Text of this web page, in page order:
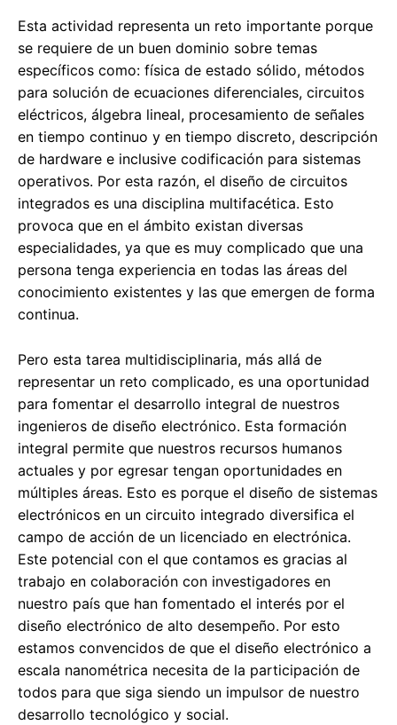
Esta actividad representa un reto importante porque
se requiere de un buen dominio sobre temas
específicos como: física de estado sólido, métodos
para solución de ecuaciones diferenciales, circuitos
eléctricos, álgebra lineal, procesamiento de señales
en tiempo continuo y en tiempo discreto, descripción
de hardware e inclusive codificación para sistemas
operativos. Por esta razón, el diseño de circuitos
integrados es una disciplina multifacética. Esto
provoca que en el ámbito existan diversas
especialidades, ya que es muy complicado que una
persona tenga experiencia en todas las áreas del
conocimiento existentes y las que emergen de forma
continua.
Pero esta tarea multidisciplinaria, más allá de
representar un reto complicado, es una oportunidad
para fomentar el desarrollo integral de nuestros
ingenieros de diseño electrónico. Esta formación
integral permite que nuestros recursos humanos
actuales y por egresar tengan oportunidades en
múltiples áreas. Esto es porque el diseño de sistemas
electrónicos en un circuito integrado diversifica el
campo de acción de un licenciado en electrónica.
Este potencial con el que contamos es gracias al
trabajo en colaboración con investigadores en
nuestro país que han fomentado el interés por el
diseño electrónico de alto desempeño. Por esto
estamos convencidos de que el diseño electrónico a
escala nanométrica necesita de la participación de
todos para que siga siendo un impulsor de nuestro
desarrollo tecnológico y social.